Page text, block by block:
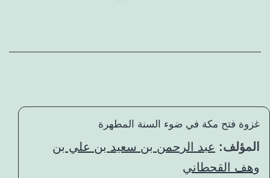
غزوة فتح مكة في ضوء السنة المطهرة
المؤلف: عبد الرحمن بن سعيد بن علي بن
وهف القحطاني